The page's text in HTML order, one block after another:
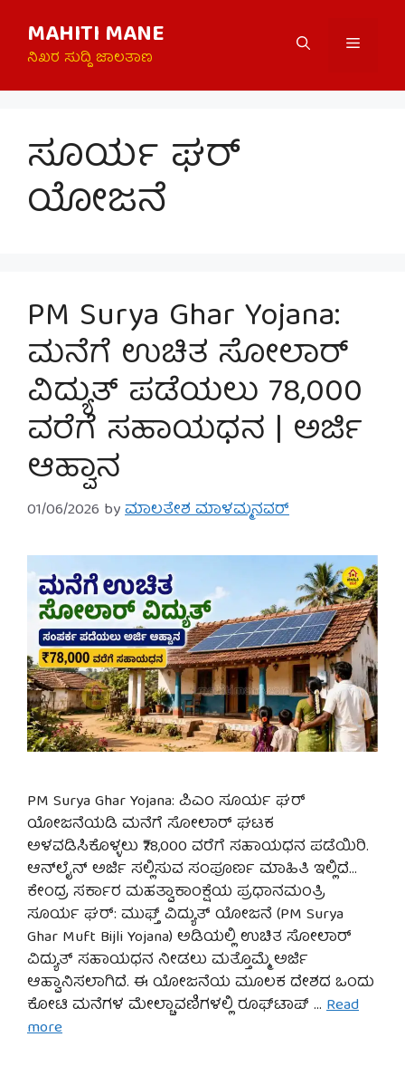
content
MAHITI MANE
ನಿಖರ ಸುದ್ದಿ ಜಾಲತಾಣ
Menu
ಸೂರ್ಯ ಘರ್
ಯೋಜನೆ
PM Surya Ghar Yojana:
ಮನೆಗೆ ಉಚಿತ ಸೋಲಾರ್
ವಿದ್ಯುತ್ ಪಡೆಯಲು 78,000
ವರೆಗೆ ಸಹಾಯಧನ | ಅರ್ಜಿ
ಆಹ್ವಾನ
01/06/2026 byಮಾಲತೇಶ ಮಾಳಮ್ಮನವರ್
PM Surya Ghar Yojana: ಪಿಎಂ ಸೂರ್ಯ ಘರ್
ಯೋಜನೆಯಡಿ ಮನೆಗೆ ಸೋಲಾರ್ ಘಟಕ
ಅಳವಡಿಸಿಕೊಳ್ಳಲು ₹78,000 ವರೆಗೆ ಸಹಾಯಧನ ಪಡೆಯಿರಿ.
ಆನ್‌ಲೈನ್ ಅರ್ಜಿ ಸಲ್ಲಿಸುವ ಸಂಪೂರ್ಣ ಮಾಹಿತಿ ಇಲ್ಲಿದೆ…
ಕೇಂದ್ರ ಸರ್ಕಾರ ಮಹತ್ವಾಕಾಂಕ್ಷೆಯ ಪ್ರಧಾನಮಂತ್ರಿ
ಸೂರ್ಯ ಘರ್: ಮುಫ್ತ್ ವಿದ್ಯುತ್ ಯೋಜನೆ (PM Surya
Ghar Muft Bijli Yojana) ಅಡಿಯಲ್ಲಿ ಉಚಿತ ಸೋಲಾರ್
ವಿದ್ಯುತ್ ಸಹಾಯಧನ ನೀಡಲು ಮತ್ತೊಮ್ಮೆ ಅರ್ಜಿ
ಆಹ್ವಾನಿಸಲಾಗಿದೆ. ಈ ಯೋಜನೆಯ ಮೂಲಕ ದೇಶದ ಒಂದು
ಕೋಟಿ ಮನೆಗಳ ಮೇಲ್ಚಾವಣಿಗಳಲ್ಲಿ ರೂಫ್‌ಟಾಪ್ … Read
more